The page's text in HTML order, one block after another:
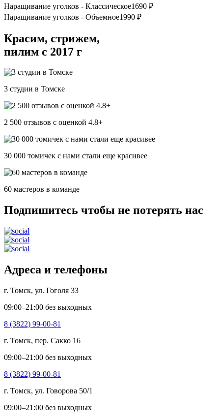
Наращивание уголков - Классическое1690 ₽
Наращивание уголков - Объемное1990 ₽
Красим, стрижем,
пилим с 2017 г
3 студии в Томске
2 500 отзывов c оценкой 4.8+
30 000 томичек с нами стали еще красивее
60 мастеров в команде
Подпишитесь чтобы не потерять нас
Адреса и телефоны
г. Томск, ул. Гоголя 33
09:00–21:00 без выходных
8 (3822) 99-00-81
г. Томск, пер. Сакко 16
09:00–21:00 без выходных
8 (3822) 99-00-81
г. Томск, ул. Говорова 50/1
09:00–21:00 без выходных